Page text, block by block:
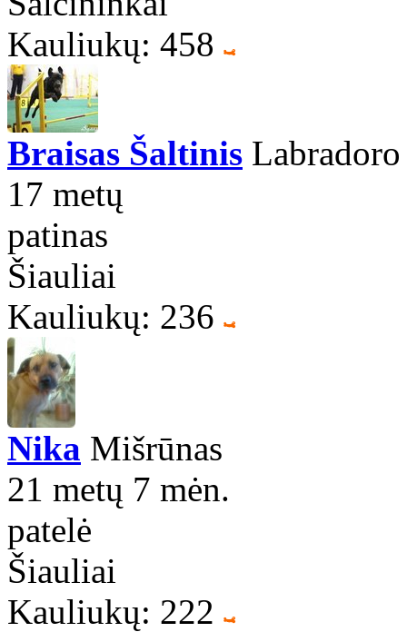
Kauliukų: 458
Braisas Šaltinis
17 metų
patinas
Šiauliai
Kauliukų: 236
Nika Mišrūnas
21 metų 7 mėn.
patelė
Šiauliai
Kauliukų: 222